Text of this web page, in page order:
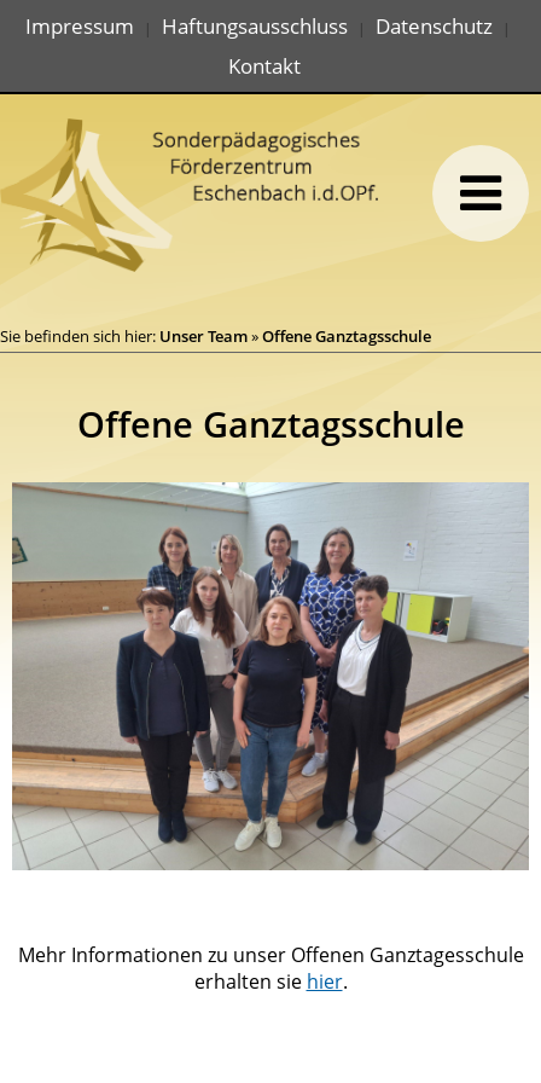
Impressum | Haftungsausschluss | Datenschutz |
Kontakt
Sie befinden sich hier: Unser Team»Offene Ganztagsschule
Offene Ganztagsschule
Mehr Informationen zu unser Offenen Ganztagesschule
erhalten sie hier.